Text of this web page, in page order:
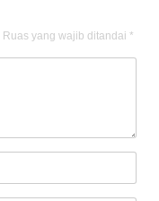
Ruas yang wajib ditandai *